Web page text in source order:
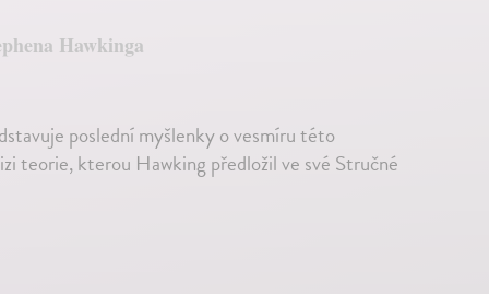
Hawkinga
poslední myšlenky o vesmíru této
teorie, kterou Hawking předložil ve své Stručné